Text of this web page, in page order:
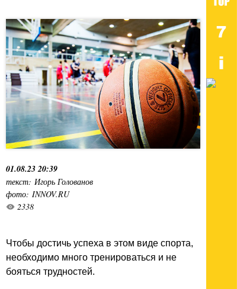
01.08.23 20:39
текст: Игорь Голованов
фото: INNOV.RU
2338
Чтобы достичь успеха в этом виде спорта,
необходимо много тренироваться и не
бояться трудностей.